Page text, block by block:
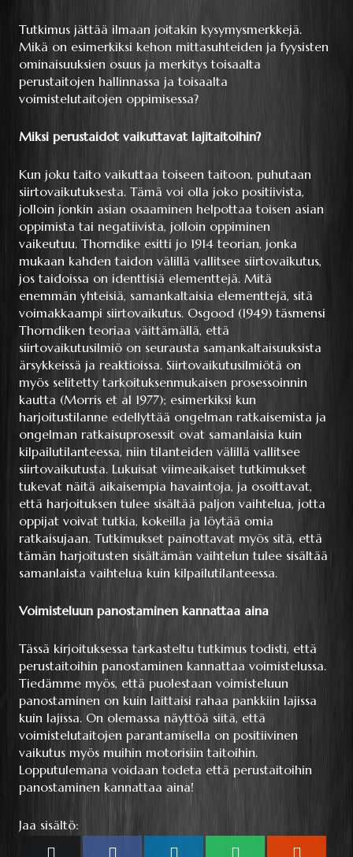
Tutkimus jättää ilmaan joitakin kysymysmerkkejä.
Mikä on esimerkiksi kehon mittasuhteiden ja fyysisten
ominaisuuksien osuus ja merkitys toisaalta
perustaitojen hallinnassa ja toisaalta
voimistelutaitojen oppimisessa?
Miksi perustaidot vaikuttavat lajitaitoihin?
Kun joku taito vaikuttaa toiseen taitoon, puhutaan
siirtovaikutuksesta. Tämä voi olla joko positiivista,
jolloin jonkin asian osaaminen helpottaa toisen asian
oppimista tai negatiivista, jolloin oppiminen
vaikeutuu. Thorndike esitti jo 1914 teorian, jonka
mukaan kahden taidon välillä vallitsee siirtovaikutus,
jos taidoissa on identtisiä elementtejä. Mitä
enemmän yhteisiä, samankaltaisia elementtejä, sitä
voimakkaampi siirtovaikutus. Osgood (1949) täsmensi
Thorndiken teoriaa väittämällä, että
siirtovaikutusilmiö on seurausta samankaltaisuuksista
ärsykkeissä ja reaktioissa. Siirtovaikutusilmiötä on
myös selitetty tarkoituksenmukaisen prosessoinnin
kautta (Morris et al 1977); esimerkiksi kun
harjoitustilanne edellyttää ongelman ratkaisemista ja
ongelman ratkaisuprosessit ovat samanlaisia kuin
kilpailutilanteessa, niin tilanteiden välillä vallitsee
siirtovaikutusta. Lukuisat viimeaikaiset tutkimukset
tukevat näitä aikaisempia havaintoja, ja osoittavat,
että harjoituksen tulee sisältää paljon vaihtelua, jotta
oppijat voivat tutkia, kokeilla ja löytää omia
ratkaisujaan. Tutkimukset painottavat myös sitä, että
tämän harjoitusten sisältämän vaihtelun tulee sisältää
samanlaista vaihtelua kuin kilpailutilanteessa.
Voimisteluun panostaminen kannattaa aina
Tässä kirjoituksessa tarkasteltu tutkimus todisti, että
perustaitoihin panostaminen kannattaa voimistelussa.
Tiedämme myös, että puolestaan voimisteluun
panostaminen on kuin laittaisi rahaa pankkiin lajissa
kuin lajissa. On olemassa näyttöä siitä, että
voimistelutaitojen parantamisella on positiivinen
vaikutus myös muihin motorisiin taitoihin.
Lopputulemana voidaan todeta että perustaitoihin
panostaminen kannattaa aina!
Jaa sisältö:
Facebook LinkedIn WhatsApp